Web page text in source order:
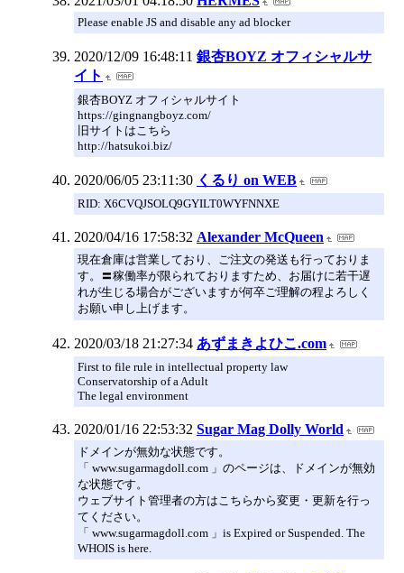
Please enable JS and disable any ad blocker
2020/12/09 16:48:11 銀杏BOYZ オフィシャルサ
イト
銀杏BOYZ オフィシャルサイト
https://gingnangboyz.com/
旧サイトはこちら
http://hatsukoi.biz/
2020/06/05 23:11:30 くるり on WEB
RID: X6CVQJSOLQ9GYILT0WYFNNXE
2020/04/16 17:58:32 Alexander McQueen
現在倉庫は営業しており、ご注文の発送も行っておりま
す。〓稼働率が限られておりますため、お届けに若干遅
れが生じる場合がございますが何卒ご理解の程よろしく
お願い申し上げます。
2020/03/18 21:27:34 あずまきよひこ.com
First to file rule in intellectual property law
Conservatorship of a Adult
The legal environment
2020/01/16 22:53:32 Sugar Mag Dolly World
ドメインが無効な状態です。
「 www.sugarmagdoll.com 」のページは、ドメインが無効
な状態です。
ウェブサイト管理者の方はこちらから変更・更新を行っ
てください。
「 www.sugarmagdoll.com 」is Expired or Suspended. The
WHOIS is here.